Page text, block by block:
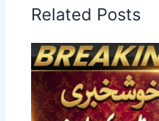
Related Posts